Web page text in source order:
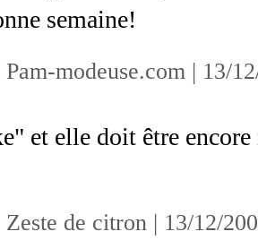
semaine!
Pam-modeuse.com | 13/
et elle doit être
Zeste de citron | 13/12/